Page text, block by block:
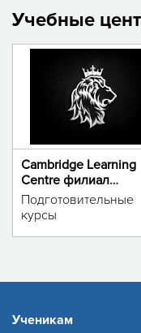
Учебные
Cambridge Learning
Centre филиал
м.Тинчлик
Подготовительные
курсы
Ученикам